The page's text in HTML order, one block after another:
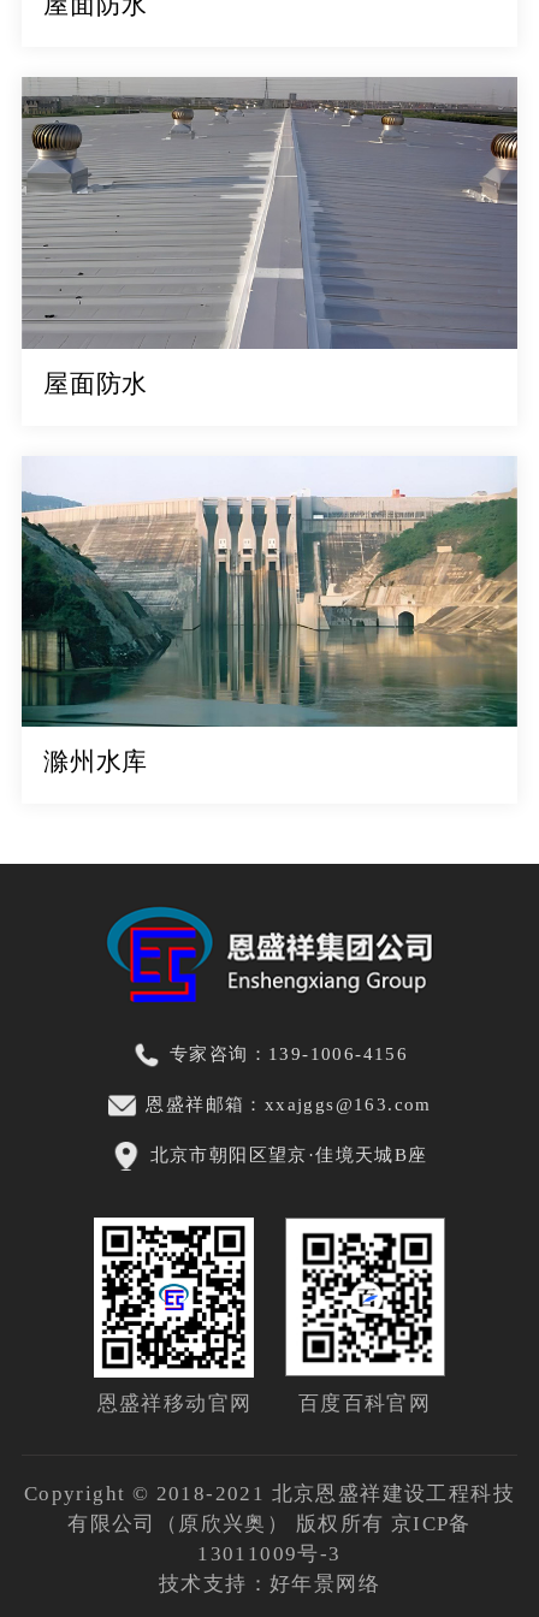
屋面防水
滁州水库
专家咨询：139-1006-4156
恩盛祥邮箱：xxajggs@163.com
北京市朝阳区望京·佳境天城B座
恩盛祥移动官网 百度百科官网
Copyright © 2018-2021 北京恩盛祥建设工程科技
有限公司（原欣兴奥） 版权所有 京ICP备
13011009号-3
技术支持：好年景网络